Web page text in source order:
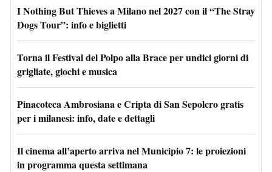
I Nothing But Thieves a Milano nel 2027 con il “The Stray
Dogs Tour”: info e biglietti
Torna il Festival del Polpo alla Brace per undici giorni di
grigliate, giochi e musica
Pinacoteca Ambrosiana e Cripta di San Sepolcro gratis
per i milanesi: info, date e dettagli
Il cinema all’aperto arriva nel Municipio 7: le proiezioni
in programma questa settimana